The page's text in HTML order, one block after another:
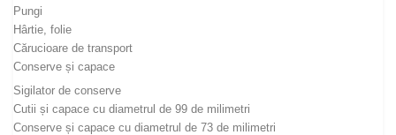
Pungi
Hârtie, folie
Cărucioare de transport
Conserve și capace
Sigilator de conserve
Cutii și capace cu diametrul de 99 de milimetri
Conserve și capace cu diametrul de 73 de milimetri